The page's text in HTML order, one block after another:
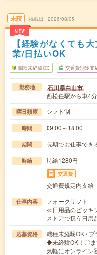
未読
NEW
掲載日 2026/08/05
【経験がなくても
業/日払いOK
職種未経験OK 交通費別途支
勤務地 石川県白山市
西松任駅から車4分
曜日頻度 シフト制
時間 09:00～18:00
期間 長期でお仕事でき
時給 時給1280円
交通費
交通費規定内支給
仕事内容
フォークリフト
≪日用品のピッキ
ストアで扱う日
応募資格
職種未経験OK / ブ
◆未経験OK！〇ま
気軽にオンライ